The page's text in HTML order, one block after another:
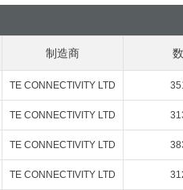
制造商
TE CONNECTIVITY LTD
TE CONNECTIVITY LTD
TE CONNECTIVITY LTD
TE CONNECTIVITY LTD